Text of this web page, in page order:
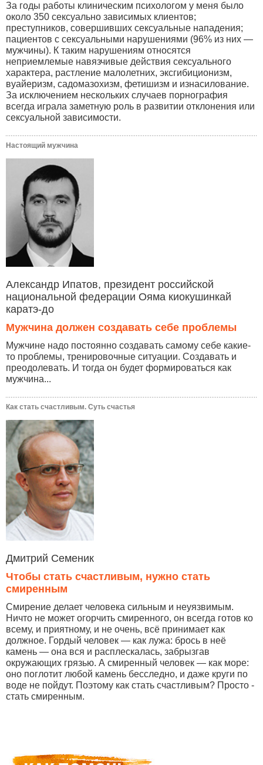
За годы работы клиническим психологом у меня было
около 350 сексуально зависимых клиентов;
преступников, совершивших сексуальные нападения;
пациентов с сексуальными нарушениями (96% из них —
мужчины). К таким нарушениям относятся
неприемлемые навязчивые действия сексуального
характера, растление малолетних, эксгибиционизм,
вуайеризм, садомазохизм, фетишизм и изнасилование.
За исключением нескольких случаев порнография
всегда играла заметную роль в развитии отклонения или
сексуальной зависимости.
Настоящий мужчина
Александр Ипатов, президент российской
национальной федерации Ояма киокушинкай
каратэ-до
Мужчина должен создавать себе проблемы
Мужчине надо постоянно создавать самому себе какие-
то проблемы, тренировочные ситуации. Создавать и
преодолевать. И тогда он будет формироваться как
мужчина...
Как стать счастливым. Суть счастья
Дмитрий Семеник
Чтобы стать счастливым, нужно стать
смиренным
Смирение делает человека сильным и неуязвимым.
Ничто не может огорчить смиренного, он всегда готов ко
всему, и приятному, и не очень, всё принимает как
должное. Гордый человек — как лужа: брось в неё
камень — она вся и расплескалась, забрызгав
окружающих грязью. А смиренный человек — как море:
оно поглотит любой камень бесследно, и даже круги по
воде не пойдут. Поэтому как стать счастливым? Просто -
стать смиренным.